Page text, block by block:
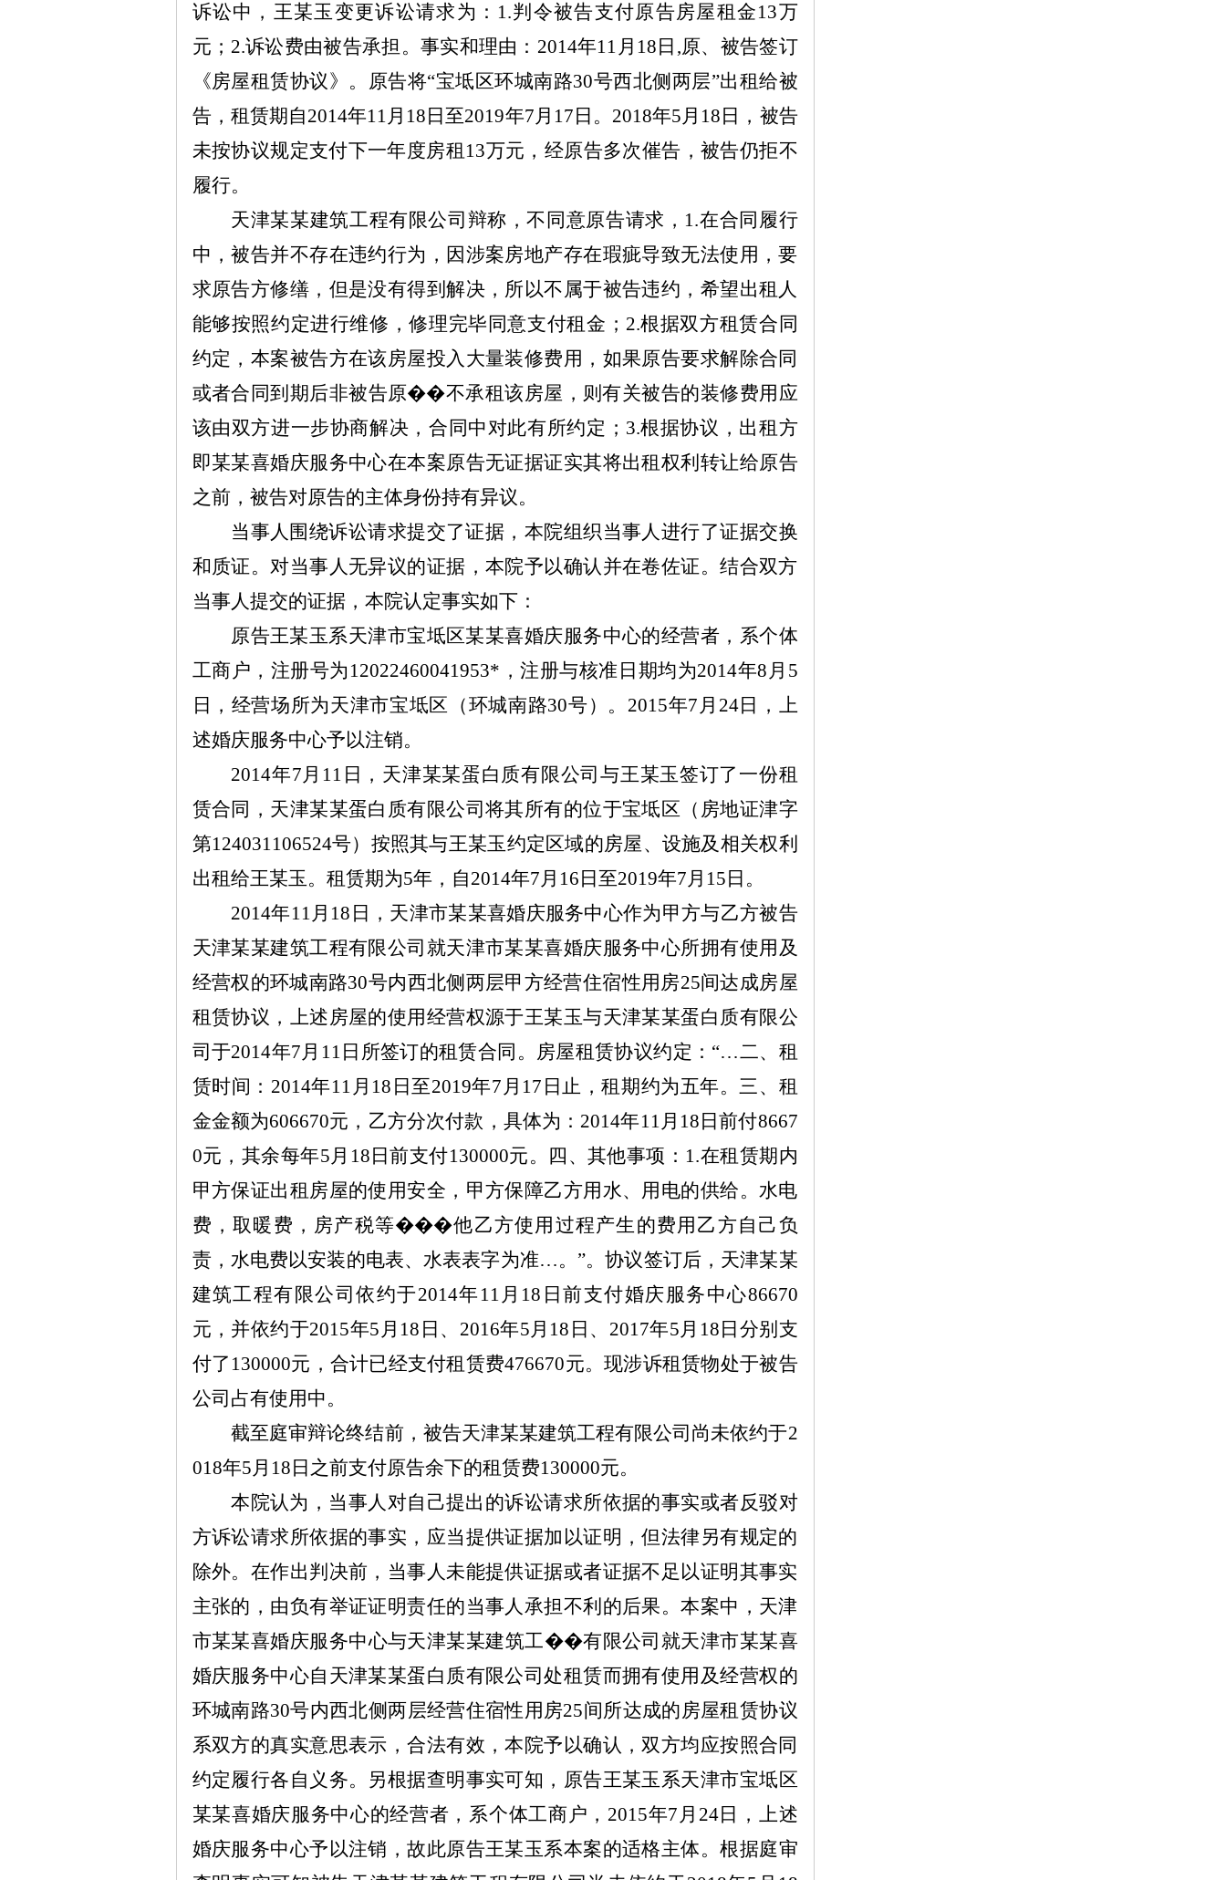
诉讼中，王某玉变更诉讼请求为： 1.判令被告支付原告房屋租金13万
元； 2.诉讼费由被告承担。事实和理由： 2014年11 月 18 日 ,原、被告签订
《房屋租赁协议》。原告将“宝坻区环城南路30号西北侧两层”出租给被
告，租赁期自2014年11月 18 日至2019年7月 17 日。 2018年5月 18 日，被告
未按协议规定支付下一年度房租 13万元，经原告多次催告，被告仍拒不
履行。
天津某某建筑工程有限公司辩称，不同意原告请求， 1.在合同履行
中，被告并不存在违约行为，因涉案房地产存在瑕疵导致无法使用，要
求原告方修缮，但是没有得到解决，所以不属于被告违约，希望出租人
能够按照约定进行维修，修理完毕同意支付租金； 2.根据双方租赁合同
约定，本案被告方在该房屋投入大量装修费用，如果原告要求解除合同
或者合同到期后非被告原��不承租该房屋，则有关被告的装修费用应
该由双方进一步协商解决，合同中对此有所约定； 3.根据协议，出租方
即某某喜婚庆服务中心在本案原告无证据证实其将出租权利转让给原告
之前，被告对原告的主体身份持有异议。
当事人围绕诉讼请求提交了证据，本院组织当事人进行了证据交换
和质证。对当事人无异议的证据，本院予以确认并在卷佐证。结合双方
当事人提交的证据，本院认定事实如下：
原告王某玉系天津市宝坻区某某喜婚庆服务中心的经营者，系个体
工商户，注册号为 12022460041953* ，注册与核准日期均为2014年8 月 5
日，经营场所为天津市宝坻区（环城南路30号）。 2015年7 月 24日，上
述婚庆服务中心予以注销。
2014年7月 11 日，天津某某蛋白质有限公司与王某玉签订了一份租
赁合同，天津某某蛋白质有限公司将其所有的位于宝坻区（房地证津字
第124031106524号）按照其与王某玉约定区域的房屋、设施及相关权利
出租给王某玉。租赁期为5年，自2014年7月 16 日至2019年7月 15 日。
2014年11月 18 日，天津市某某喜婚庆服务中心作为甲方与乙方被告
天津某某建筑工程有限公司就天津市某某喜婚庆服务中心所拥有使用及
经营权的环城南路30号内西北侧两层甲方经营住宿性用房25间达成房屋
租赁协议，上述房屋的使用经营权源于王某玉与天津某某蛋白质有限公
司于2014年7月 11 日所签订的租赁合同。房屋租赁协议约定： “…二、租
赁时间： 2014年11 月 18 日至2019年7 月 17 日止，租期约为五年。三、租
金金额为606670元，乙方分次付款，具体为： 2014年11月 18 日前付8667
0元，其余每年5月 18 日前支付130000元。四、其他事项： 1.在租赁期内
甲方保证出租房屋的使用安全，甲方保障乙方用水、用电的供给。水电
费，取暖费，房产税等���他乙方使用过程产生的费用乙方自己负
责，水电费以安装的电表、水表表字为准…。”。协议签订后，天津某某
建筑工程有限公司依约于2014年 11 月 18 日前支付婚庆服务中心86670
元，并依约于2015年5 月 18 日、 2016年5月 18 日、 2017年5月 18 日分别支
付了 130000元，合计已经支付租赁费476670元。现涉诉租赁物处于被告
公司占有使用中。
截至庭审辩论终结前，被告天津某某建筑工程有限公司尚未依约于2
018年5月 18 日之前支付原告余下的租赁费130000元。
本院认为，当事人对自己提出的诉讼请求所依据的事实或者反驳对
方诉讼请求所依据的事实，应当提供证据加以证明，但法律另有规定的
除外。在作出判决前，当事人未能提供证据或者证据不足以证明其事实
主张的，由负有举证证明责任的当事人承担不利的后果。本案中，天津
市某某喜婚庆服务中心与天津某某建筑工��有限公司就天津市某某喜
婚庆服务中心自天津某某蛋白质有限公司处租赁而拥有使用及经营权的
环城南路30号内西北侧两层经营住宿性用房25间所达成的房屋租赁协议
系双方的真实意思表示，合法有效，本院予以确认，双方均应按照合同
约定履行各自义务。另根据查明事实可知，原告王某玉系天津市宝坻区
某某喜婚庆服务中心的经营者，系个体工商户， 2015年7 月 24日，上述
婚庆服务中心予以注销，故此原告王某玉系本案的适格主体。根据庭审